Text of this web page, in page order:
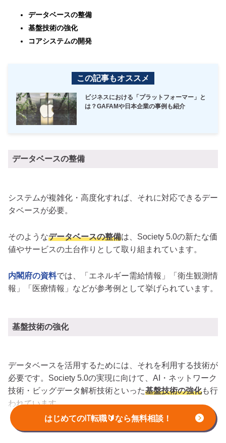
はじめてのIT転職🔰なら無料相談！
データベースの整備
基盤技術の強化
コアシステムの開発
この記事もオススメ
ビジネスにおける「プラットフォーマー」と
は？GAFAMや日本企業の事例も紹介
データベースの整備
システムが複雑化・高度化すれば、それに対応できるデー
タベースが必要。
そのようなデータベースの整備は、Society 5.0の新たな価
値やサービスの土台作りとして取り組まれています。
内閣府の資料では、「エネルギー需給情報」「衛生観測情
報」「医療情報」などが参考例として挙げられています。
基盤技術の強化
データベースを活用するためには、それを利用する技術が
必要です。Society 5.0の実現に向けて、AI・ネットワーク
技術・ビッグデータ解析技術といった基盤技術の強化も行
われています。